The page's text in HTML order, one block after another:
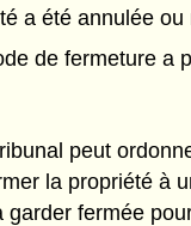
a été annulée ou
de fermeture a
peut
la propriété à
garder fermée